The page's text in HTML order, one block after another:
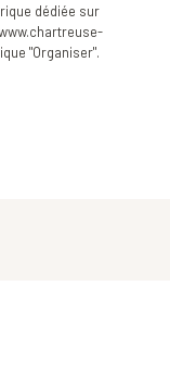
dédiée sur
"Organiser".